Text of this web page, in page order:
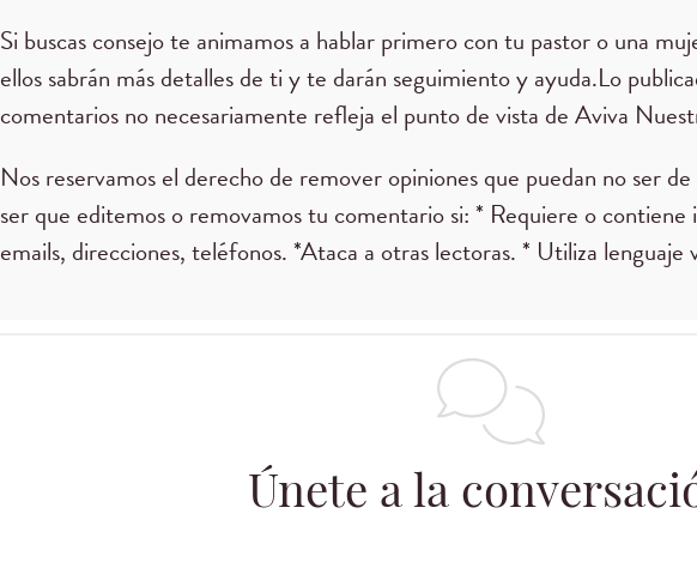
Si buscas consejo te animamos a hablar primero con tu pastor o una
ellos sabrán más detalles de ti y te darán seguimiento y ayuda.Lo
comentarios no necesariamente refleja el punto de vista de Aviva
Nos reservamos el derecho de remover opiniones que puedan no ser
ser que editemos o removamos tu comentario si: * Requiere o
emails, direcciones, teléfonos. *Ataca a otras lectoras. * Utiliza lenguaje
Únete a la